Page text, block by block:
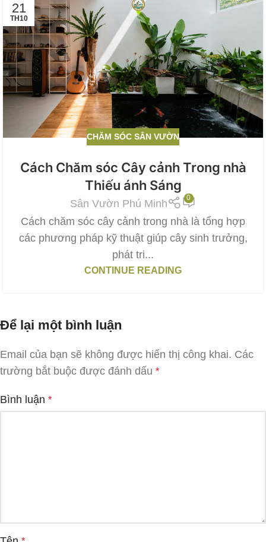
21
TH10
CHĂM SÓC SÂN VƯỜN
Cách Chăm sóc Cây cảnh Trong nhà
Thiếu ánh Sáng
Sân Vườn Phú Minh 0
Cách chăm sóc cây cảnh trong nhà là tổng hợp
các phương pháp kỹ thuật giúp cây sinh trưởng,
phát tri...
CONTINUE READING
Để lại một bình luận
Email của bạn sẽ không được hiển thị công khai. Các
trường bắt buộc được đánh dấu *
Bình luận *